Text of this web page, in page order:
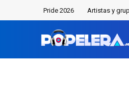
Pride 2026 Artistas y